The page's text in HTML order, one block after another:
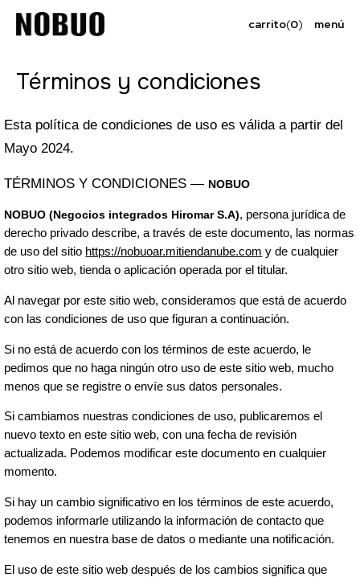
menú
carrito(0)
Términos y condiciones
Esta política de condiciones de uso es válida a partir del
Mayo 2024.
TÉRMINOS Y CONDICIONES — NOBUO
NOBUO (Negocios integrados Hiromar S.A), persona jurídica de
derecho privado describe, a través de este documento, las normas
de uso del sitio https://nobuoar.mitiendanube.com y de cualquier
otro sitio web, tienda o aplicación operada por el titular.
Al navegar por este sitio web, consideramos que está de acuerdo
con las condiciones de uso que figuran a continuación.
Si no está de acuerdo con los términos de este acuerdo, le
pedimos que no haga ningún otro uso de este sitio web, mucho
menos que se registre o envíe sus datos personales.
Si cambiamos nuestras condiciones de uso, publicaremos el
nuevo texto en este sitio web, con una fecha de revisión
actualizada. Podemos modificar este documento en cualquier
momento.
Si hay un cambio significativo en los términos de este acuerdo,
podemos informarle utilizando la información de contacto que
tenemos en nuestra base de datos o mediante una notificación.
El uso de este sitio web después de los cambios significa que